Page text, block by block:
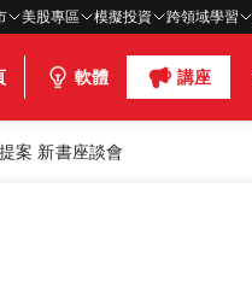
美股專區 模擬投資 跨領域學習
軟體 講座
案 新書座談會